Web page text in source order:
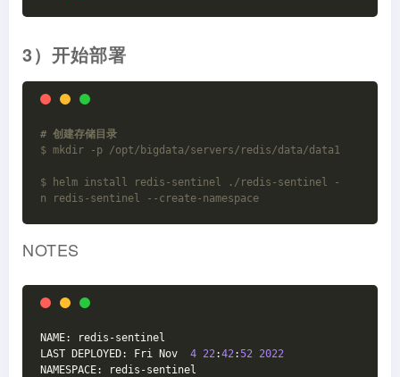
3）开始部署
# 创建存储目录
$ mkdir -p /opt/bigdata/servers/redis/data/data1
$ helm install redis-sentinel ./redis-sentinel -
n redis-sentinel --create-namespace
NOTES
NAME: redis-sentinel
LAST DEPLOYED: Fri Nov 4 22 :42 :52
2022
NAMESPACE: redis-sentinel